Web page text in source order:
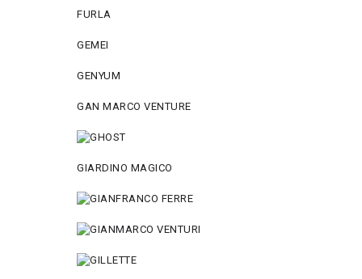
FURLA
GEMEI
GENYUM
GAN MARCO VENTURE
GIARDINO MAGICO